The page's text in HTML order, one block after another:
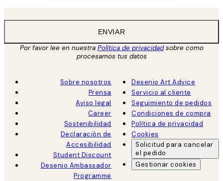
ENVIAR
Por favor lee en nuestra Política de privacidadsobre como
procesamos tus datos
Sobre nosotros
Prensa
Aviso legal
Career
Sostenibilidad
Declaración de
Accesibilidad
Student Discount
Desenio Ambassador
Programme
Desenio Art Advice
Servicio al cliente
Seguimiento de pedidos
Condiciones de compra
Política de privacidad
Cookies
Solicitud para cancelar
el pedido
Gestionar cookies